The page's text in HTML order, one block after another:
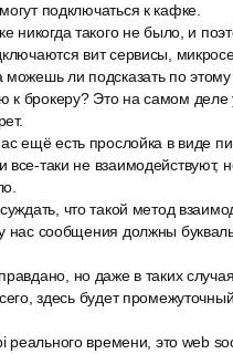
подключаться к кафке.
никогда такого не было, и
вит сервисы,
ли подсказать по
брокеру? Это на самом деле
ещё есть прослойка в виде
таки не взаимодействуют,
что такой метод
нас сообщения должны
но даже в таких
здесь будет
реального времени, это web